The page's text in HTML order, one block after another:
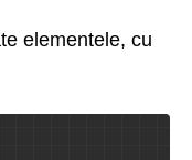
elementele, cu